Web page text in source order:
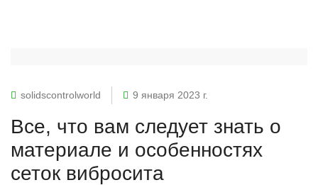
solidscontrolworld 9 января 2023 г.
Все, что вам следует знать о
материале и особенностях
сеток вибросита